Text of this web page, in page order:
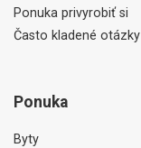
Ponuka privyrobiť si
Často kladené otázky
Ponuka
Byty